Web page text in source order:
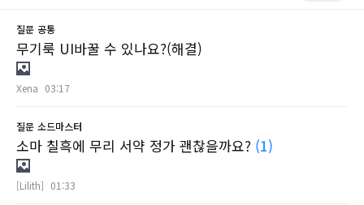
질문 공통
무기룩 UI바꿀 수 있나요?(해결)
Xena 03:17
질문 소드마스터
소마 칠흑에 무리 서약 정가 괜찮을까요? (1)
[Lilith] 01:33